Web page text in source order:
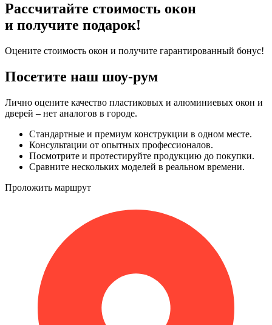
Рассчитайте стоимость окон
и получите подарок!
Оцените стоимость окон и получите гарантированный бонус!
Посетите наш шоу-рум
Лично оцените качество пластиковых и алюминиевых окон и
дверей – нет аналогов в городе.
Стандартные и премиум конструкции в одном месте.
Консультации от опытных профессионалов.
Посмотрите и протестируйте продукцию до покупки.
Сравните нескольких моделей в реальном времени.
Проложить маршрут